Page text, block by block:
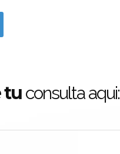
tu consulta aqui: